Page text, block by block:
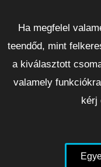
Ha megfelel
teendőd, mint
a kiválasztott
valamely
kérj